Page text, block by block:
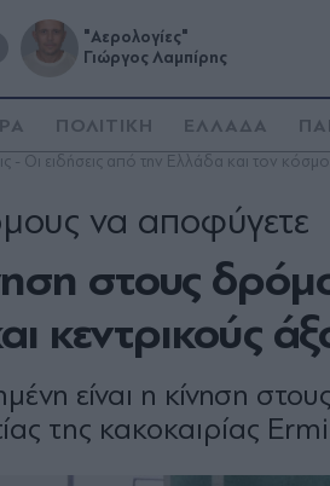
"Αερολογίες"
Γιώργος Λαμπίρης
ΠΟΛΙΤΙΚΗ ΕΛΛΑΔΑ
- Οι ειδήσεις από την Ελλάδα και τον κόσμο
στους
κεντρικούς
να αποφύγετε
είναι η κίνηση
της κακοκαιρίας